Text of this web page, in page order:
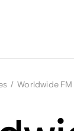
/ Worldwide FM